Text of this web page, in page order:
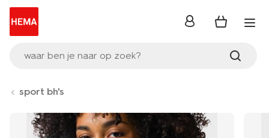
waar ben je naar op zoek?
inloggen
sport bh's